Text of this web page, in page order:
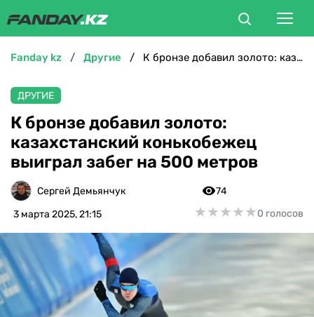
БОКС
ММА
ТЕННИС
ХОККЕЙ
ФУТЗАЛ
ВЕЛОСПОРТ
fanday kz другие К бронзе добавил золото: казахстанский конькобежец выиграл забег на 500 метров
ДРУГИЕ
К бронзе добавил золото:
казахстанский конькобежец
выиграл забег на 500 метров
Сергей Демьянчук
3 марта 2025, 21:15
74
★★★★★
★★★★★0 голосов